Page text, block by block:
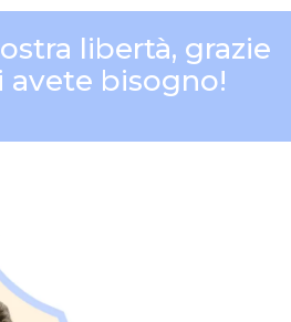
libertà, grazie
bisogno!